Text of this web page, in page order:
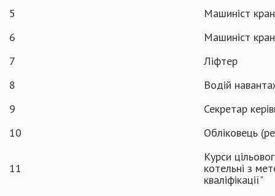
5
Машиніст
6
Машиніст
7
Ліфтер
8
Водій
9
Секретар
10
Обліковець
11
Курси
котельні з
кваліфікації"